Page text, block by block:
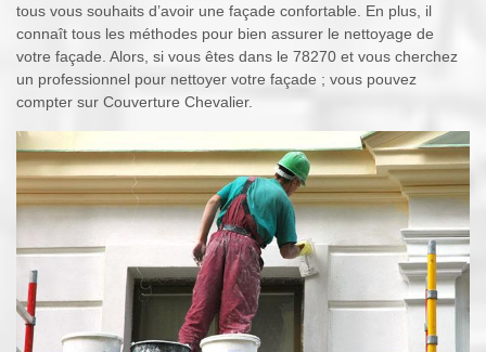
tous vous souhaits d’avoir une façade confortable. En plus, il
connaît tous les méthodes pour bien assurer le nettoyage de
votre façade. Alors, si vous êtes dans le 78270 et vous cherchez
un professionnel pour nettoyer votre façade ; vous pouvez
compter sur Couverture Chevalier.